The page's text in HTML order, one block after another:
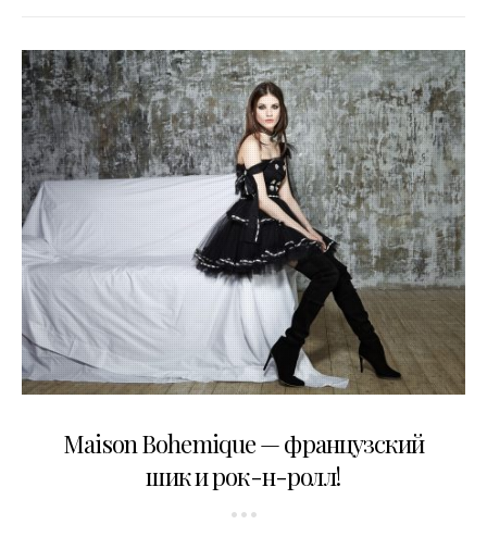
Maison Bohemique — французский
шик и рок-н-ролл!